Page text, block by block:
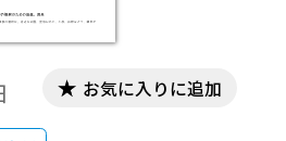
お気に入りに追加